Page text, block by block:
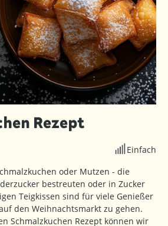
Rezept
Einfach
oder Mutzen - die
bestreuten oder in Zucker
Teigkissen sind für viele Genießer
den Weihnachtsmarkt zu gehen.
Schmalzkuchen Rezept können wir